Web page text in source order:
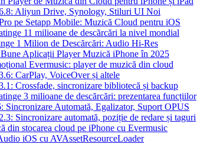
Aliyun Drive, Synology, Stiluri UI Noi
pe Setapp Mobile: Muzică Cloud pentru iOS
11 milioane de descărcări la nivel mondial
1 Milion de Descărcări: Audio Hi-Res
Aplicații Player Muzică iPhone în 2025
Evermusic: player de muzică din cloud
CarPlay, VoiceOver și altele
Crossfade, sincronizare bibliotecă și backup
3 milioane de descărcări: prezentarea funcțiilor
Sincronizare Automată, Egalizator, Suport OPUS
Sincronizare automată, poziție de redare și taguri
din stocarea cloud pe iPhone cu Evermusic
iOS cu AVAssetResourceLoader